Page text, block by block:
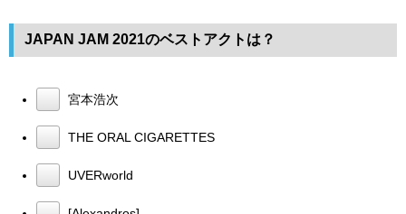
JAPAN JAM 2021のベストアクトは？
宮本浩次
THE ORAL CIGARETTES
UVERworld